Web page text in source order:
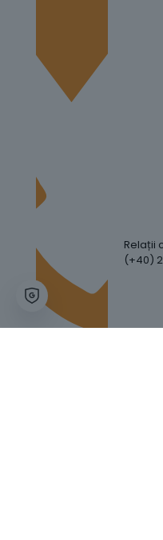
Relații
(+40)